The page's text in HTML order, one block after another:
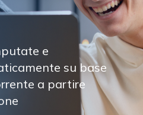
e
su base
a partire